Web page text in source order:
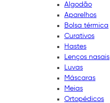
Algodão
Aparelhos
Bolsa térmica
Curativos
Hastes
Lenços nasais
Luvas
Máscaras
Meias
Ortopédicos